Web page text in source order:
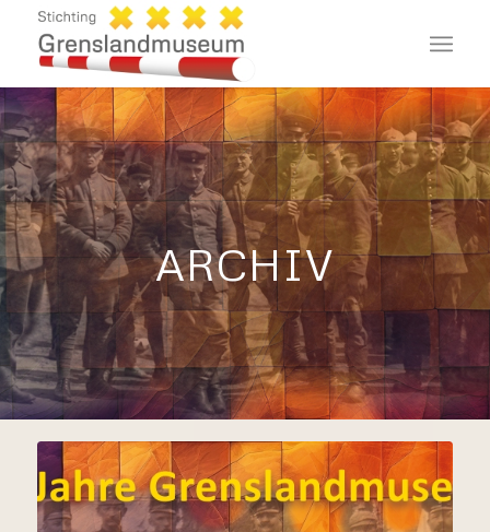
ARCHIV